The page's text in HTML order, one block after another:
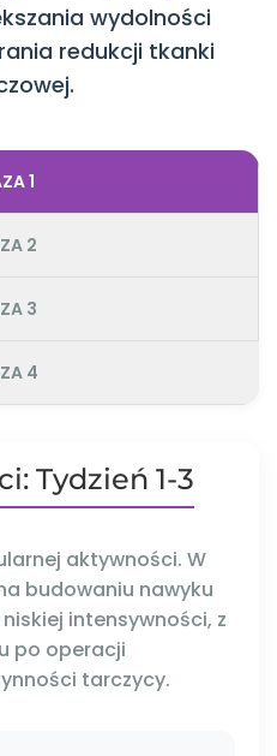
wydolności
redukcji tkanki
1
2
3
4
Tydzień 1-3
aktywności. W
budowaniu nawyku
intensywności, z
po operacji
tarczycy.